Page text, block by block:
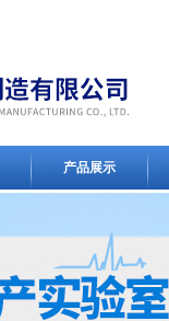
产品展示